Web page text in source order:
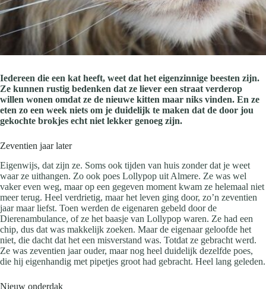
Iedereen die een kat heeft, weet dat het eigenzinnige beesten zijn.
Ze kunnen rustig bedenken dat ze liever een straat verderop
willen wonen omdat ze de nieuwe kitten maar niks vinden. En ze
eten zo een week niets om je duidelijk te maken dat de door jou
gekochte brokjes echt niet lekker genoeg zijn.
Zeventien jaar later
Eigenwijs, dat zijn ze. Soms ook tijden van huis zonder dat je weet
waar ze uithangen. Zo ook poes Lollypop uit Almere. Ze was wel
vaker even weg, maar op een gegeven moment kwam ze helemaal niet
meer terug. Heel verdrietig, maar het leven ging door, zo’n zeventien
jaar maar liefst. Toen werden de eigenaren gebeld door de
Dierenambulance, of ze het baasje van Lollypop waren. Ze had een
chip, dus dat was makkelijk zoeken. Maar de eigenaar geloofde het
niet, die dacht dat het een misverstand was. Totdat ze gebracht werd.
Ze was zeventien jaar ouder, maar nog heel duidelijk dezelfde poes,
die hij eigenhandig met pipetjes groot had gebracht. Heel lang geleden.
Nieuw onderdak